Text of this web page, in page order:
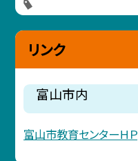
リンク
富山市内
富山市教育センターＨＰ